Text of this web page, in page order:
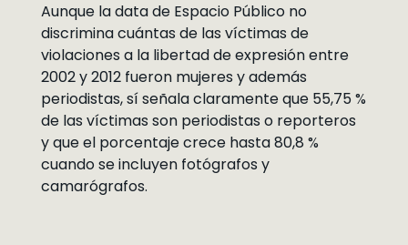
Aunque la data de Espacio Público no
discrimina cuántas de las víctimas de
violaciones a la libertad de expresión entre
2002 y 2012 fueron mujeres y además
periodistas, sí señala claramente que 55,75 %
de las víctimas son periodistas o reporteros
y que el porcentaje crece hasta 80,8 %
cuando se incluyen fotógrafos y
camarógrafos.